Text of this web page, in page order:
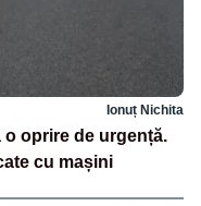
Ionuț Nichita
oprire de urgență.
cu mașini